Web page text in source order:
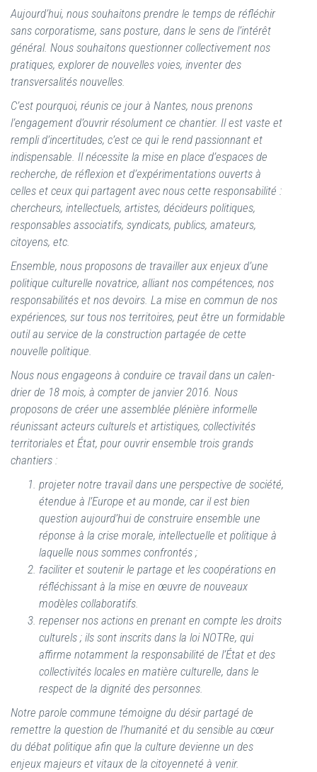
Aujourd’hui, nous souhaitons prendre le temps de réfléchir
sans corporatisme, sans posture, dans le sens de l’intérêt
général. Nous souhaitons questionner collectivement nos
pratiques, explorer de nouvelles voies, inventer des
transversalités nouvelles.
C’est pourquoi, réunis ce jour à Nantes, nous prenons
l’engagement d’ouvrir résolument ce chantier. Il est vaste et
rempli d’incertitudes, c’est ce qui le rend passionnant et
indispensable. Il nécessite la mise en place d’espaces de
recherche, de réflexion et d’expérimentations ouverts à
celles et ceux qui partagent avec nous cette responsabilité :
chercheurs, intellectuels, artistes, décideurs politiques,
responsables associatifs, syndicats, publics, amateurs,
citoyens, etc.
Ensemble, nous proposons de travailler aux enjeux d’une
politique culturelle novatrice, alliant nos compétences, nos
responsabilités et nos devoirs. La mise en commun de nos
expériences, sur tous nos territoires, peut être un formidable
outil au service de la construction partagée de cette
nouvelle politique.
Nous nous engageons à conduire ce travail dans un calen-
drier de 18 mois, à compter de janvier 2016. Nous
proposons de créer une assemblée plénière informelle
réunissant acteurs culturels et artistiques, collectivités
territoriales et État, pour ouvrir ensemble trois grands
chantiers :
projeter notre travail dans une perspective de société,
étendue à l’Europe et au monde, car il est bien
question aujourd’hui de construire ensemble une
réponse à la crise morale, intellectuelle et politique à
laquelle nous sommes confrontés ;
faciliter et soutenir le partage et les coopérations en
réfléchissant à la mise en œuvre de nouveaux
modèles collaboratifs.
repenser nos actions en prenant en compte les droits
culturels ; ils sont inscrits dans la loi NOTRe, qui
affirme notamment la responsabilité de l’État et des
collectivités locales en matière culturelle, dans le
respect de la dignité des personnes.
Notre parole commune témoigne du désir partagé de
remettre la question de l’humanité et du sensible au cœur
du débat politique afin que la culture devienne un des
enjeux majeurs et vitaux de la citoyenneté à venir.